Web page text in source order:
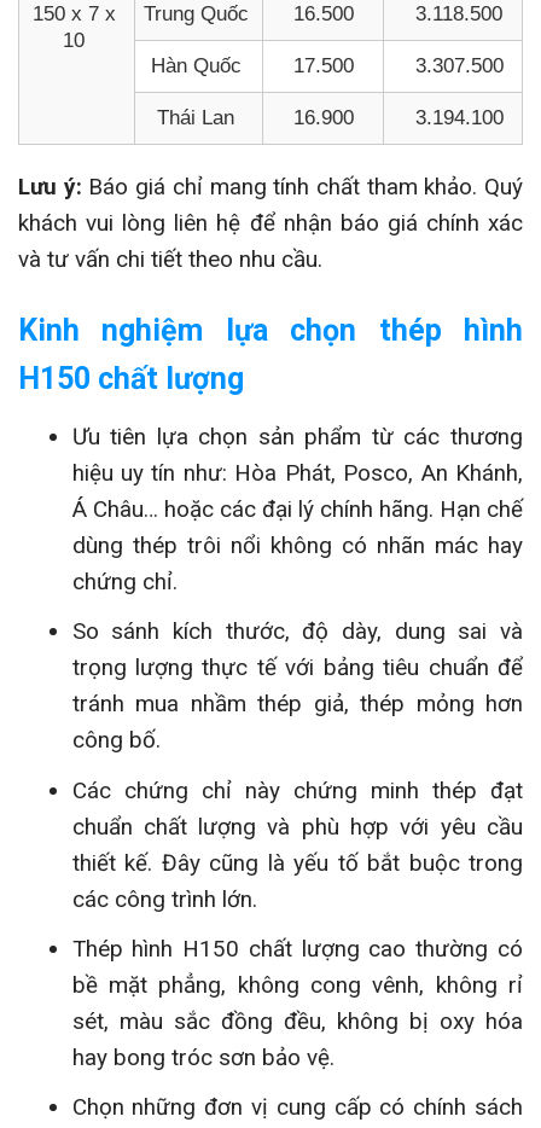
150 x 7 x
10
Trung Quốc 16.500 3.118.500
Hàn Quốc 17.500 3.307.500
Thái Lan 16.900 3.194.100
Lưu ý: Báo giá chỉ mang tính chất tham khảo. Quý
khách vui lòng liên hệ để nhận báo giá chính xác
và tư vấn chi tiết theo nhu cầu.
Kinh nghiệm lựa chọn thép hình
H150 chất lượng
Ưu tiên lựa chọn sản phẩm từ các thương
hiệu uy tín như: Hòa Phát, Posco, An Khánh,
Á Châu… hoặc các đại lý chính hãng. Hạn chế
dùng thép trôi nổi không có nhãn mác hay
chứng chỉ.
So sánh kích thước, độ dày, dung sai và
trọng lượng thực tế với bảng tiêu chuẩn để
tránh mua nhầm thép giả, thép mỏng hơn
công bố.
Các chứng chỉ này chứng minh thép đạt
chuẩn chất lượng và phù hợp với yêu cầu
thiết kế. Đây cũng là yếu tố bắt buộc trong
các công trình lớn.
Thép hình H150 chất lượng cao thường có
bề mặt phẳng, không cong vênh, không rỉ
sét, màu sắc đồng đều, không bị oxy hóa
hay bong tróc sơn bảo vệ.
Chọn những đơn vị cung cấp có chính sách